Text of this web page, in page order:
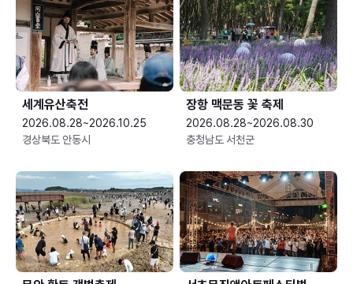
세계유산축전
2026.08.28~2026.10.25
경상북도 안동시
장항 맥문동 꽃 축제
2026.08.28~2026.08.30
충청남도 서천군